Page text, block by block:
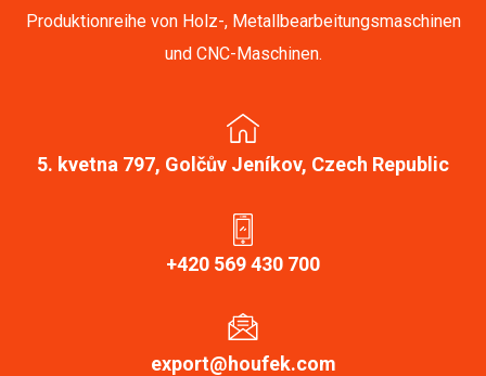
Produktionreihe von Holz-, Metallbearbeitungsmaschinen
und CNC-Maschinen.
5. kvetna 797, Golčův Jeníkov, Czech Republic
+420 569 430 700
export@houfek.com